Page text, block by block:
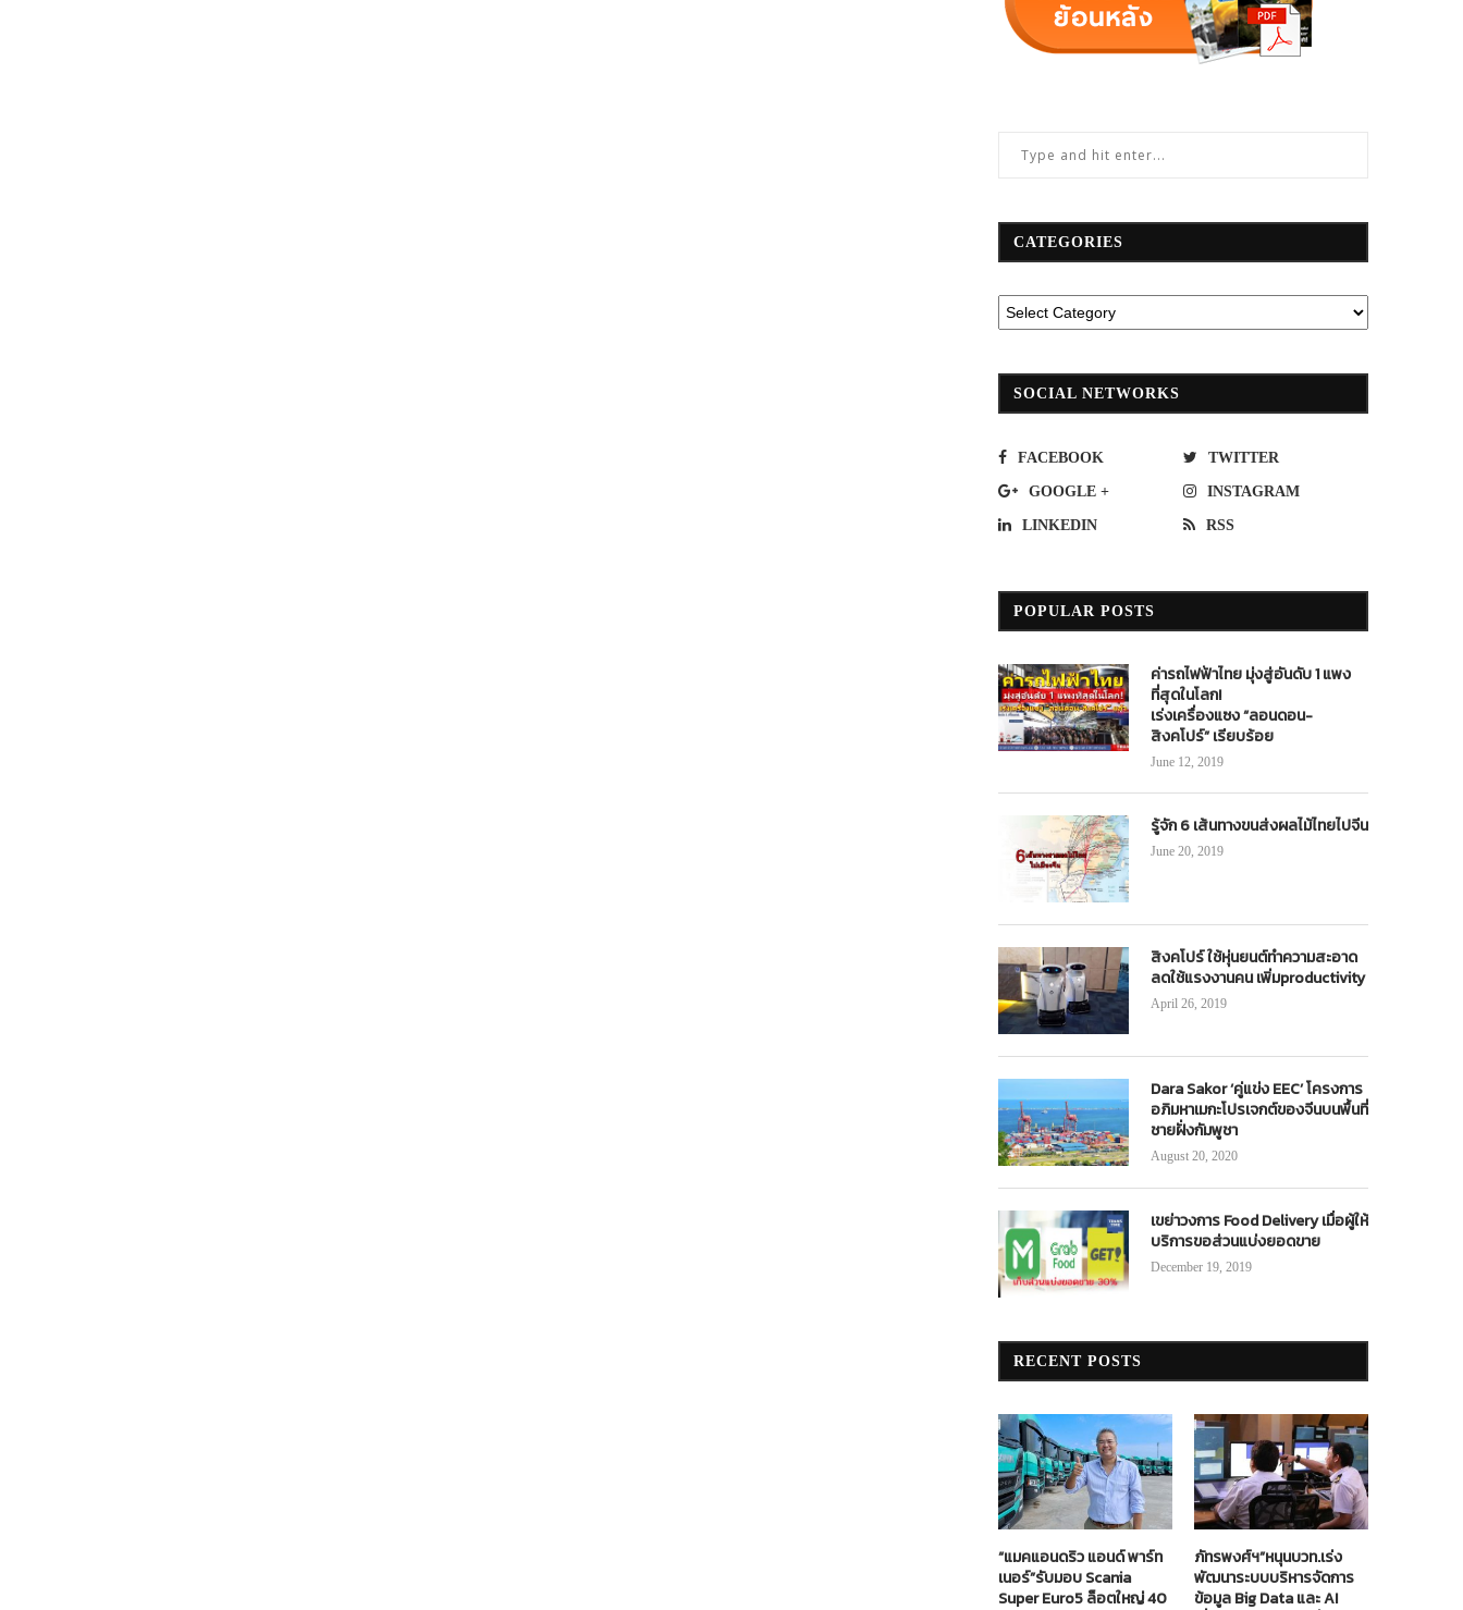
CATEGORIES
SOCIAL NETWORKS
FACEBOOK TWITTER
GOOGLE + INSTAGRAM
LINKEDIN RSS
POPULAR POSTS
ค่ารถไฟฟ้าไทย มุ่งสู่อันดับ 1 แพง
ที่สุดในโลก!
เร่งเครื่องแซง “ลอนดอน-
สิงคโปร์” เรียบร้อย
June 12, 2019
รู้จัก 6 เส้นทางขนส่งผลไม้ไทยไปจีน
June 20, 2019
สิงคโปร์ ใช้หุ่นยนต์ทำความสะอาด
ลดใช้แรงงานคน เพิ่มproductivity
April 26, 2019
Dara Sakor ‘คู่แข่ง EEC’ โครงการ
อภิมหาเมกะโปรเจกต์ของจีนบนพื้นที่
ชายฝั่งกัมพูชา
August 20, 2020
เขย่าวงการ Food Delivery เมื่อผู้ให้
บริการขอส่วนแบ่งยอดขาย
December 19, 2019
RECENT POSTS
“แมคแอนดริว แอนด์ พาร์ท
เนอร์”รับมอบ Scania
Super Euro5 ล็อตใหญ่ 40
ภัทรพงศ์ฯ”หนุนบวท.เร่ง
พัฒนาระบบบริหารจัดการ
ข้อมูล Big Data และ AI